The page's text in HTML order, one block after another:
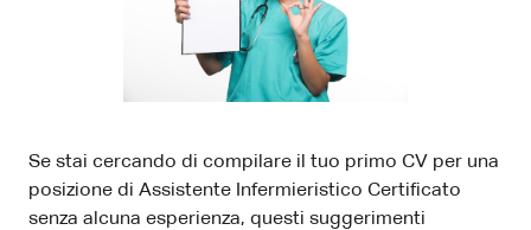
Se stai cercando di compilare il tuo primo CV per una
posizione di Assistente Infermieristico Certificato
senza alcuna esperienza, questi suggerimenti